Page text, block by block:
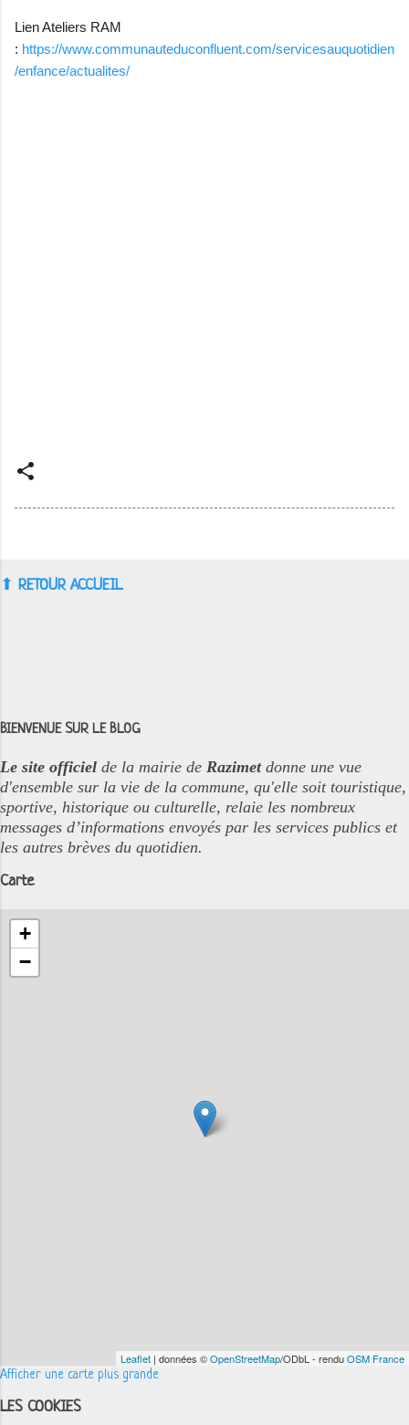
Lien Ateliers RAM
: https://www.communauteduconfluent.com/servicesauquotidien
/enfance/actualites/
⬆︎ RETOUR ACCUEIL
BIENVENUE SUR LE BLOG
Le site officiel de la mairie de Razimetdonne une vue
d'ensemble sur la vie de la commune, qu'elle soit touristique,
sportive, historique ou culturelle, relaie les nombreux
messages d’informations envoyés par les services publics et
les autres brèves du quotidien.
Carte
+
−
Leaflet | données ©OpenStreetMap/ODbL - renduOSM France
Afficher une carte plus grande
LES COOKIES